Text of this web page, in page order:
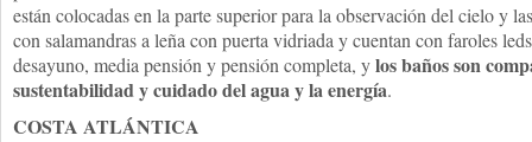
están colocadas en la parte superior para la observación del cielo y
con salamandras a leña con puerta vidriada y cuentan con faroles
desayuno, media pensión y pensión completa, ylos baños son
sustentabilidad y cuidado del agua y la energía.
COSTA ATLÁNTICA